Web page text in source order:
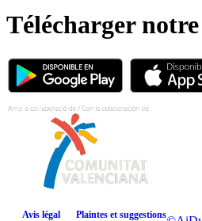
Télécharger
Avis légal Plaintes et suggestions